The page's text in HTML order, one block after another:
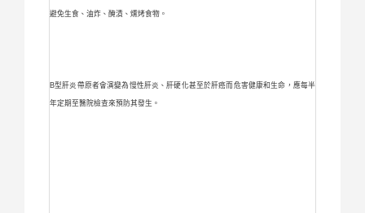
避免生食、油炸、醃漬、燻烤食物。
B型肝炎帶原者會演變為慢性肝炎、肝硬化甚至於肝癌而危害健康和生命，應每半
年定期至醫院檢查來預防其發生。